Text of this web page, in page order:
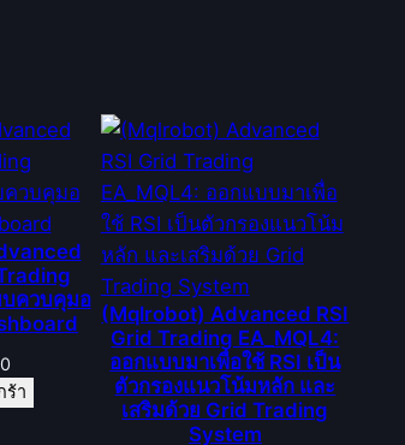
บควบคุมอ
ร้า
(Mqlrobot) Advanced RSI
Grid Trading EA_MQL4:
ออกแบบมาเพื่อใช้ RSI เป็น
ตัวกรองแนวโน้มหลัก และ
เสริมด้วย Grid Trading
System